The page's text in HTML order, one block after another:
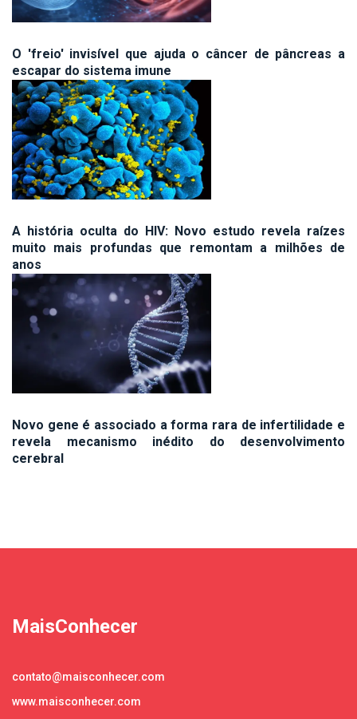
O 'freio' invisível que ajuda o câncer de pâncreas a
escapar do sistema imune
A história oculta do HIV: Novo estudo revela raízes
muito mais profundas que remontam a milhões de
anos
Novo gene é associado a forma rara de infertilidade e
revela mecanismo inédito do desenvolvimento
cerebral
MaisConhecer
contato@maisconhecer.com
www.maisconhecer.com